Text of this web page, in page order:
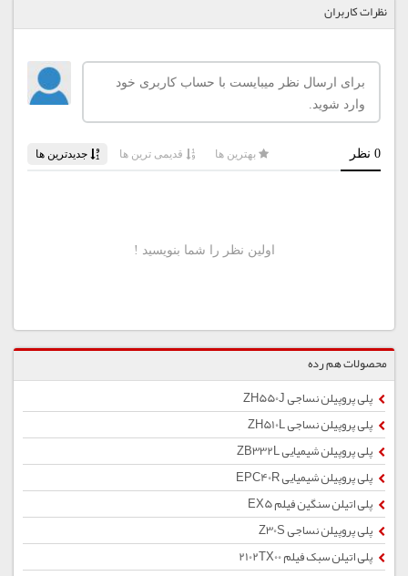
نظرات کاربران
محصولات هم رده
پلی پروپیلن نساجی ZH550J
پلی پروپیلن نساجی ZH510L
پلی پروپیلن شیمیایی ZB332L
پلی پروپیلن شیمیایی EPC40R
پلی اتیلن سنگین فیلم EX5
پلی پروپیلن نساجی Z30S
پلی اتیلن سبک فیلم 2102TX00